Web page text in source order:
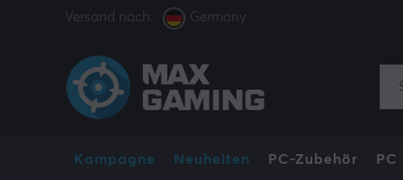
Versand nach: Germany
Kampagne Neuheiten PC-Zubehör PC